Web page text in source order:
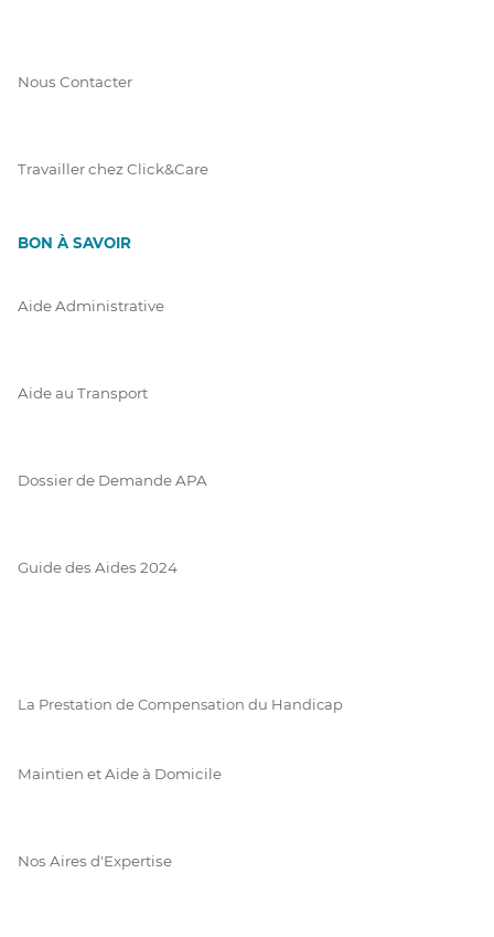
Nous Contacter
Travailler chez Click&Care
BON À SAVOIR
Aide Administrative
Aide au Transport
Dossier de Demande APA
Guide des Aides 2024
La Prestation de Compensation du Handicap
Maintien et Aide à Domicile
Nos Aires d'Expertise